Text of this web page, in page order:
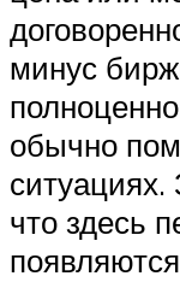
минус
обычно
ситуациях.
что здесь